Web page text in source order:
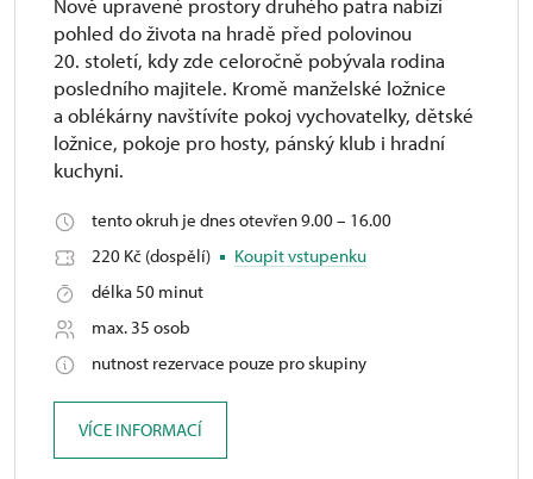
Nově upravené prostory druhého patra nabízí
pohled do života na hradě před polovinou
20. století, kdy zde celoročně pobývala rodina
posledního majitele. Kromě manželské ložnice
a oblékárny navštívíte pokoj vychovatelky, dětské
ložnice, pokoje pro hosty, pánský klub i hradní
kuchyni.
tento okruh je dnes otevřen 9.00 – 16.00
220 Kč (dospělí)
Koupit vstupenku
délka 50 minut
max. 35 osob
nutnost rezervace pouze pro skupiny
VÍCE INFORMACÍ